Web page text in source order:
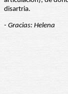
disartria.
- Gracias: Helena